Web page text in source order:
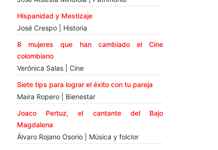
Hispanidad y Mestizaje
José Crespo | Historia
8 mujeres que han cambiado el Cine
colombiano
Verónica Salas | Cine
Siete tips para lograr el éxito con tu pareja
Maira Ropero | Bienestar
Joaco Pertuz, el cantante del Bajo
Magdalena
Álvaro Rojano Osorio | Música y folclor